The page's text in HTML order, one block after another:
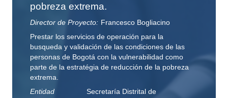
pobreza extrema.
Director de Proyecto: Francesco Bogliacino
Prestar los servicios de operación para la
busqueda y validación de las condiciones de las
personas de Bogotá con la vulnerabilidad como
parte de la estratégia de reducción de la pobreza
extrema.
Entidad
Secretaría Distrital de